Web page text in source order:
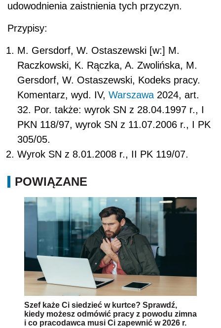
udowodnienia zaistnienia tych przyczyn.
Przypisy:
M. Gersdorf, W. Ostaszewski [w:] M.
Raczkowski, K. Rączka, A. Zwolińska, M.
Gersdorf, W. Ostaszewski, Kodeks pracy.
Komentarz, wyd. IV, Warszawa 2024, art.
32. Por. także: wyrok SN z 28.04.1997 r., I
PKN 118/97, wyrok SN z 11.07.2006 r., I PK
305/05.
Wyrok SN z 8.01.2008 r., II PK 119/07.
POWIĄZANE
Szef każe Ci siedzieć w kurtce? Sprawdź,
kiedy możesz odmówić pracy z powodu zimna
i co pracodawca musi Ci zapewnić w 2026 r.